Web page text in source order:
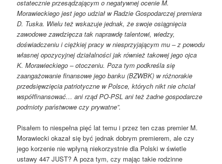
ostatecznie przesądzającym o negatywnej ocenie M.
Morawieckiego jest jego udział w Radzie Gospodarczej premiera
D. Tuska. Wielu też wskazuje jednak, że swoje osiągnięcia
zawodowe zawdzięcza tak naprawdę talentowi, wiedzy,
doświadczeniu i ciężkiej pracy w niesprzyjającym mu – z powodu
własnej opozycyjnej działalności jak również takowej jego ojca
K. Morawieckiego – otoczeniu. Poza tym podkreśla się
zaangażowanie finansowe jego banku (BZWBK) w różnorakie
przedsięwzięcia patriotyczne w Polsce, których nikt nie chciał
współfinansować… ani rząd PO-PSL ani też żadne gospodarcze
podmioty państwowe czy prywatne”.
Pisałem to niespełna pięć lat temu i przez ten czas premier M.
Morawiecki okazał się być jednak dobrym premierem, ale czy
jego korzenie nie wpłyną niekorzystnie dla Polski w świetle
ustawy 447 JUST? A poza tym, czy mając takie rodzinne